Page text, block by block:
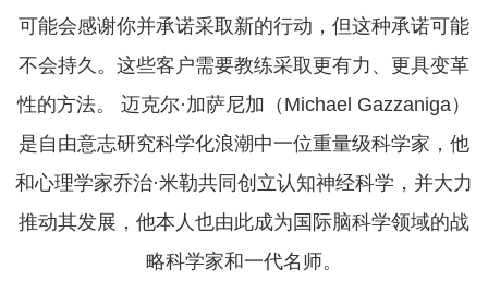
可能会感谢你并承诺采取新的行动，但这种承诺可能
不会持久。这些客户需要教练采取更有力、更具变革
性的方法。 迈克尔·加萨尼加（Michael Gazzaniga）
是自由意志研究科学化浪潮中一位重量级科学家，他
和心理学家乔治·米勒共同创立认知神经科学，并大力
推动其发展，他本人也由此成为国际脑科学领域的战
略科学家和一代名师。